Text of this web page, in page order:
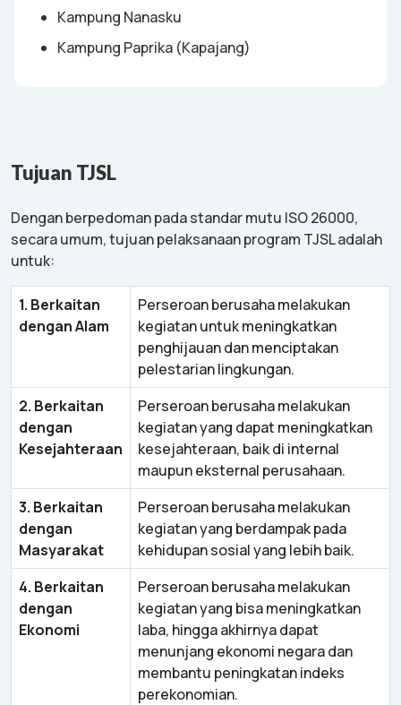
Kampung Nanasku
Kampung Paprika (Kapajang)
Tujuan TJSL
Dengan berpedoman pada standar mutu ISO 26000,
secara umum, tujuan pelaksanaan program TJSL adalah
untuk:
1. Berkaitan
dengan Alam
Perseroan berusaha melakukan
kegiatan untuk meningkatkan
penghijauan dan menciptakan
pelestarian lingkungan.
2. Berkaitan
dengan
Kesejahteraan
Perseroan berusaha melakukan
kegiatan yang dapat meningkatkan
kesejahteraan, baik di internal
maupun eksternal perusahaan.
3. Berkaitan
dengan
Masyarakat
Perseroan berusaha melakukan
kegiatan yang berdampak pada
kehidupan sosial yang lebih baik.
4. Berkaitan
dengan
Ekonomi
Perseroan berusaha melakukan
kegiatan yang bisa meningkatkan
laba, hingga akhirnya dapat
menunjang ekonomi negara dan
membantu peningkatan indeks
perekonomian.